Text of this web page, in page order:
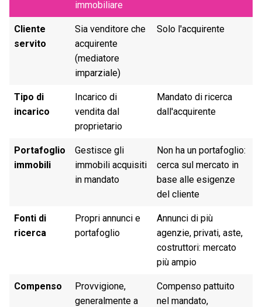
immobiliare
Cliente
servito
Sia venditore che
acquirente
(mediatore
imparziale)
Solo l'acquirente
Tipo di
incarico
Incarico di
vendita dal
proprietario
Mandato di ricerca
dall'acquirente
Portafoglio
immobili
Gestisce gli
immobili acquisiti
in mandato
Non ha un portafoglio:
cerca sul mercato in
base alle esigenze
del cliente
Fonti di
ricerca
Propri annunci e
portafoglio
Annunci di più
agenzie, privati, aste,
costruttori: mercato
più ampio
Compenso
Provvigione,
generalmente a
Compenso pattuito
nel mandato,